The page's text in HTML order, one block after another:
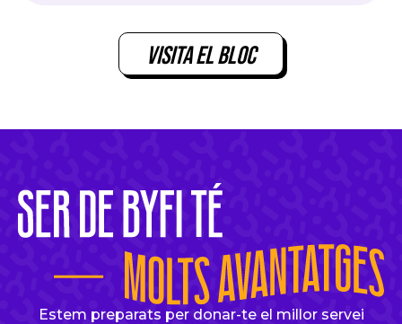
Visita el bloc
Estem preparats per donar-te el millor servei